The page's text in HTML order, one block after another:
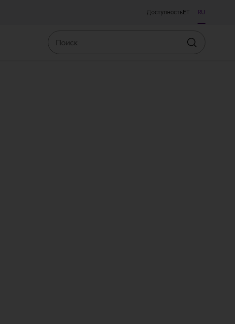
Доступность ET RU
Искать